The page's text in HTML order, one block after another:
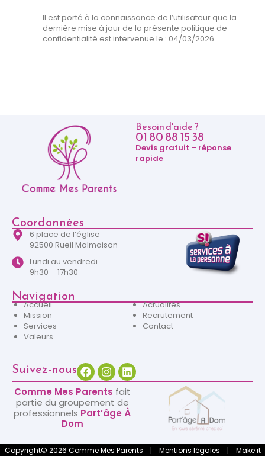
Il est porté à la connaissance de l’utilisateur que la
dernière mise à jour de la présente politique de
confidentialité est intervenue le : 04/03/2026.
Besoin d'aide ?
01 80 88 15 38
Devis gratuit – réponse
rapide
Coordonnées
6 place de l’église
92500 Rueil Malmaison
Lundi au vendredi
9h30 – 17h30
Navigation
Accueil
Mission
Services
Valeurs
Actualités
Recrutement
Contact
Suivez-nous
Comme Mes Parents fait
partie du groupement de
professionnels Part’âge À
Dom
Copyright© 2026 Comme Mes Parents | Mentions légales | Make it